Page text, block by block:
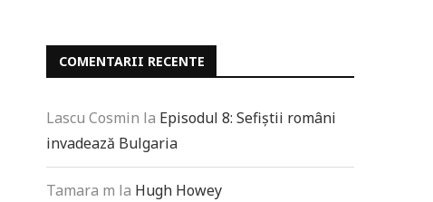
COMENTARII RECENTE
Lascu Cosmin la Episodul 8: Sefiștii români
invadează Bulgaria
Tamara m la Hugh Howey